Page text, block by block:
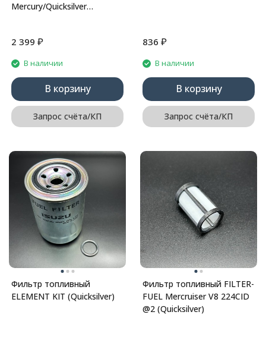
Mercury/Quicksilver
2 399 ₽
В наличии
В корзину
Запрос счёта/КП
836 ₽
В наличии
В корзину
Запрос счёта/КП
Фильтр топливный
ELEMENT KIT (Quicksilver)
Фильтр топливный FILTER-
FUEL Mercruiser V8 224CID
@2 (Quicksilver)